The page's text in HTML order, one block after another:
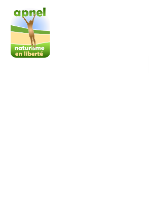
contenu